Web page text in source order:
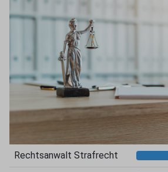
Rechtsanwalt Strafrecht